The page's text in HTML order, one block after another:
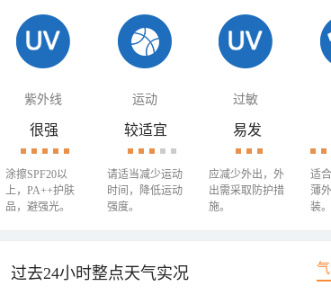
紫外线 运动 过敏
很强
涂擦SPF20以
上，PA++护肤
品，避强光。
较适宜
请适当减少运动
时间，降低运动
强度。
易发
应减少外出，外
出需采取防护措
施。
适
薄
装。
过去24小时整点天气实况